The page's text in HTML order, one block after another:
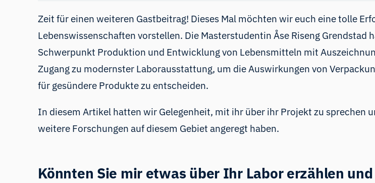
Zeit für einen weiteren Gastbeitrag! Dieses Mal möchten wir euch eine tolle
Lebenswissenschaften vorstellen. Die Masterstudentin Åse Riseng
Schwerpunkt Produktion und Entwicklung von Lebensmitteln mit
Zugang zu modernster Laborausstattung, um die Auswirkungen von
für gesündere Produkte zu entscheiden.
In diesem Artikel hatten wir Gelegenheit, mit ihr über ihr Projekt zu sprechen
weitere Forschungen auf diesem Gebiet angeregt haben.
Könnten Sie mir etwas über Ihr Labor erzählen